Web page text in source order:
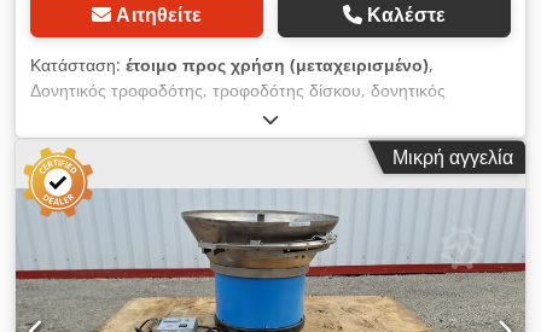
Αιτηθείτε Καλέστε
Κατάσταση: έτοιμο προς χρήση (μεταχειρισμένο),
Δονητικός τροφοδότης, τροφοδότης δίσκου, δονητικός
τροφοδότης εξαρτημάτων, μεταχειρισμένο μηχάνημα
Κατασκευαστής: MHK Τύπος: KWF 30 Συνολικές διαστάσεις:
Πλάτος: 300 mm Βάθος: 300 mm Ύψος: 220 mm Ηλεκτρικά
στοιχεία: 230V, 50Hz, 6A Μέγεθος δίσκου: 190–260 mm
Dsdpfx Aajyyckrofokr
Μικρή αγγελία